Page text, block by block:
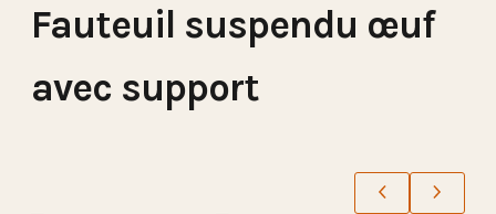
Fauteuil suspendu œuf
avec support